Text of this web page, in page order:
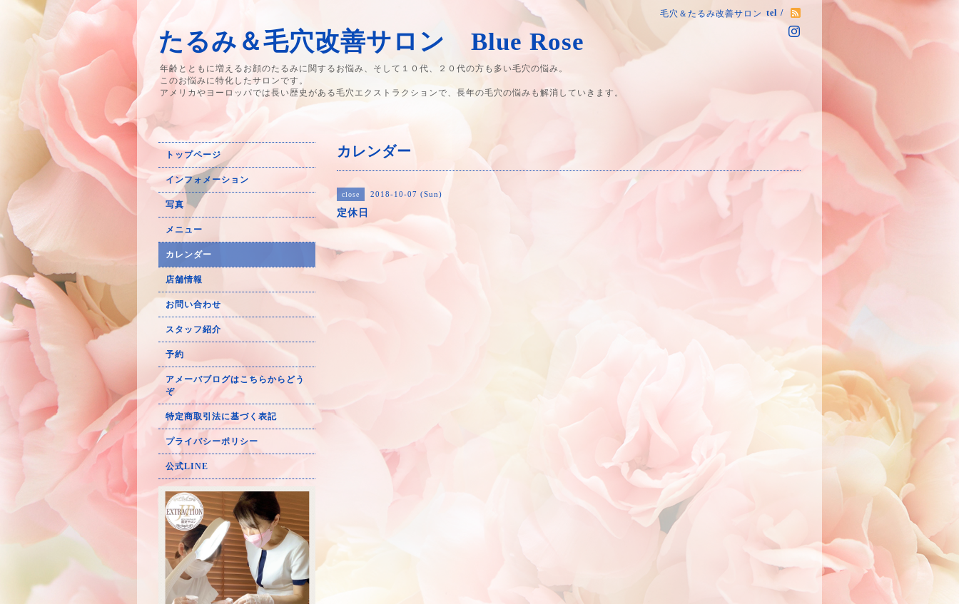
毛穴＆たるみ改善サロン tel /
たるみ＆毛穴改善サロン Blue Rose
年齢とともに増えるお顔のたるみに関するお悩み、そして１０代、２０代の方も多い毛穴の悩み。
このお悩みに特化したサロンです。
アメリカやヨーロッパでは長い歴史がある毛穴エクストラクションで、長年の毛穴の悩みも解消していきます。
カレンダー
close 2018-10-07 (Sun)
定休日
トップページ
インフォメーション
写真
メニュー
カレンダー
店舗情報
お問い合わせ
スタッフ紹介
予約
アメーバブログはこちらからどう
ぞ
特定商取引法に基づく表記
プライバシーポリシー
公式LINE